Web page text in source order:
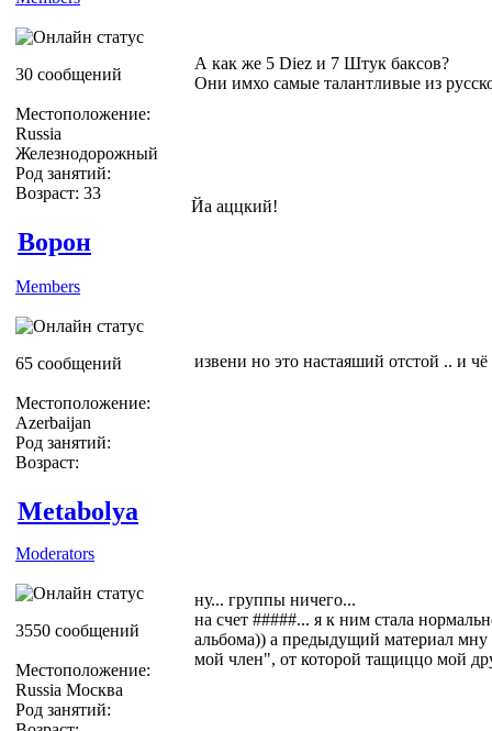
30 сообщений
Местоположение:
Russia
Железнодорожный
Род занятий:
Возраст: 33
А как же 5 Diez и 7 Штук баксов?
Они имхо самые талантливые из
Йа аццкий!
Ворон
Members
65 сообщений
Местоположение:
Azerbaijan
Род занятий:
Возраст:
извени но это настаяший отстой .. и чё
Metabolya
Moderators
3550 сообщений
Местоположение:
Russia Москва
Род занятий:
ну... группы ничего...
на счет #####... я к ним стала
альбома)) а предыдущий материал
мой член", от которой тащиццо мой